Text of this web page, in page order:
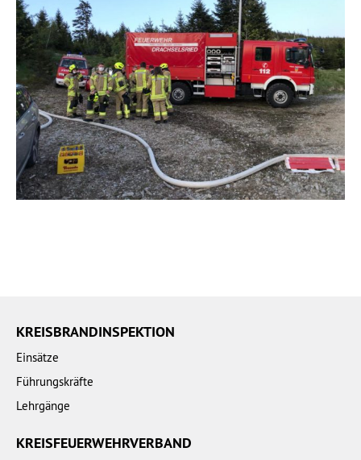
KREISBRANDINSPEKTION
Einsätze
Führungskräfte
Lehrgänge
KREISFEUERWEHRVERBAND